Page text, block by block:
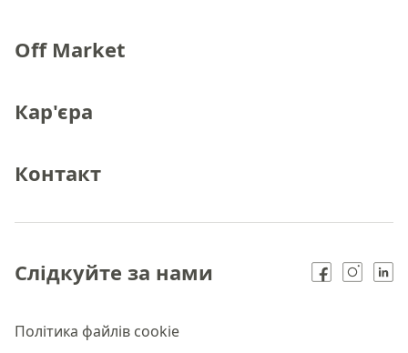
Off Market
Кар'єра
Контакт
Політика файлів cookie
Слідкуйте за нами